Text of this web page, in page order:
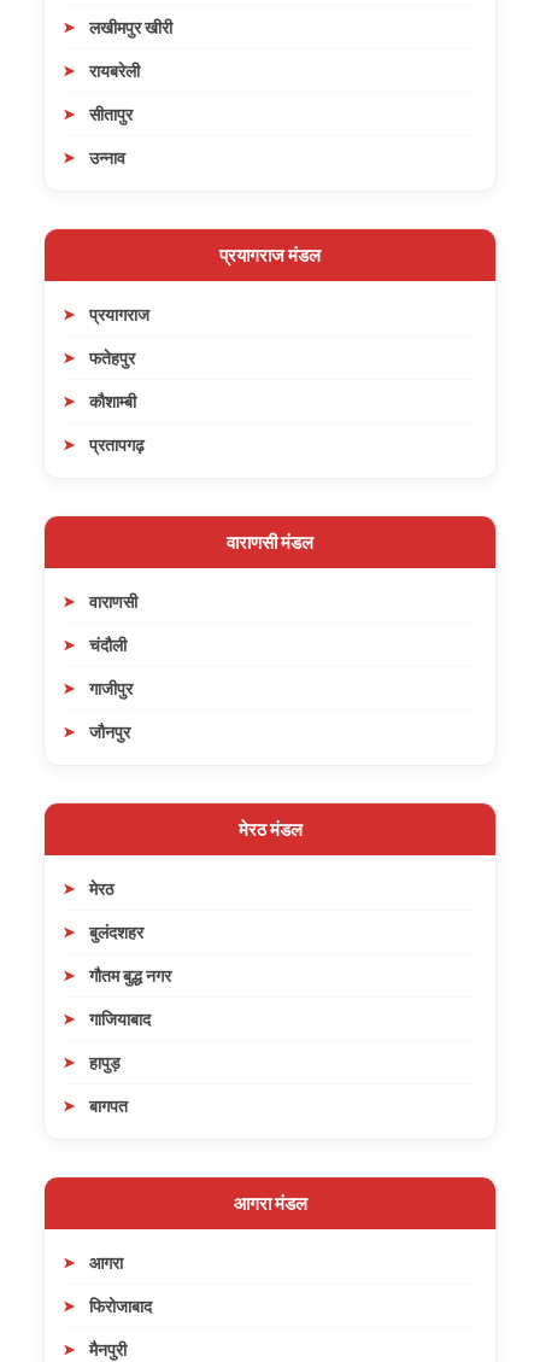
लखीमपुर खीरी
रायबरेली
सीतापुर
उन्नाव
प्रयागराज मंडल
प्रयागराज
फतेहपुर
कौशाम्बी
प्रतापगढ़
वाराणसी मंडल
वाराणसी
चंदौली
गाजीपुर
जौनपुर
मेरठ मंडल
मेरठ
बुलंदशहर
गौतम बुद्ध नगर
गाजियाबाद
हापुड़
बागपत
आगरा मंडल
आगरा
फिरोजाबाद
मैनपुरी